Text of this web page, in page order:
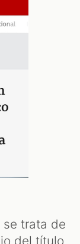
se trata de
del título